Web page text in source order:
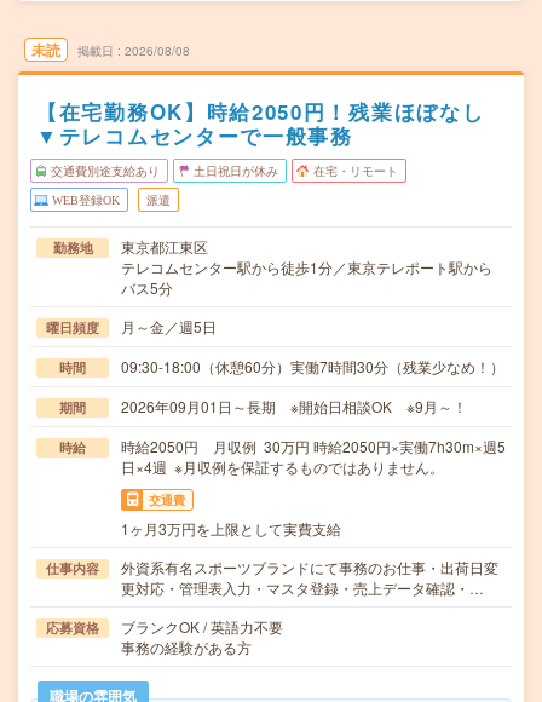
未読 掲載日 2026/08/08
【在宅勤務OK】時給2050円！残業ほぼなし
▼テレコムセンターで一般事務
交通費別途支給あり 土日祝日が休み 在宅・リモート
WEB登録OK 派遣
勤務地
東京都江東区
テレコムセンター駅から徒歩1分／東京テレポート駅から
バス5分
曜日頻度 月～金／週5日
時間 09:30-18:00（休憩60分）実働7時間30分（残業少なめ！）
期間 2026年09月01日～長期 ※開始日相談OK ※9月～！
時給
時給2050円 月収例 30万円 時給2050円×実働7h30m×週5
日×4週 ※月収例を保証するものではありません。
交通費
1ヶ月3万円を上限として実費支給
仕事内容
外資系有名スポーツブランドにて事務のお仕事・出荷日変
更対応・管理表入力・マスタ登録・売上データ確認・…
応募資格
ブランクOK / 英語力不要
事務の経験がある方
職場の雰囲気